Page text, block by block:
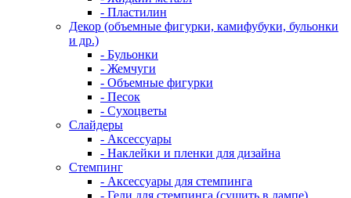
- Пластилин
Декор (объемные фигурки, камифубуки, бульонки
и др.)
- Бульонки
- Жемчуги
- Объемные фигурки
- Песок
- Сухоцветы
Слайдеры
- Аксессуары
- Наклейки и пленки для дизайна
Стемпинг
- Аксессуары для стемпинга
- Гели для стемпинга (сушить в лампе)